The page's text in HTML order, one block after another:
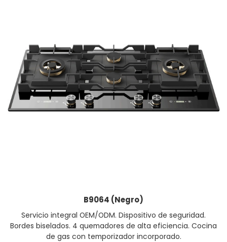
B9064 (Negro)
Servicio integral OEM/ODM. Dispositivo de seguridad.
Bordes biselados. 4 quemadores de alta eficiencia. Cocina
de gas con temporizador incorporado.